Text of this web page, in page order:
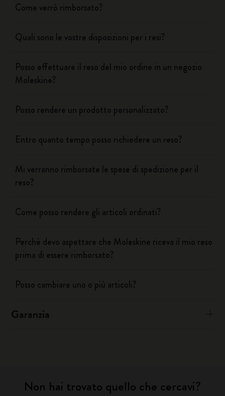
Come verrò rimborsato?
Quali sono le vostre disposizioni per i resi?
Posso effettuare il reso del mio ordine in un negozio
Moleskine?
Posso rendere un prodotto personalizzato?
Entro quanto tempo posso richiedere un reso?
Mi verranno rimborsate le spese di spedizione per il
reso?
Come posso rendere gli articoli ordinati?
Perché devo aspettare che Moleskine riceva il mio reso
prima di essere rimborsato?
Posso cambiare uno o più articoli?
Garanzia
Non hai trovato quello che cercavi?